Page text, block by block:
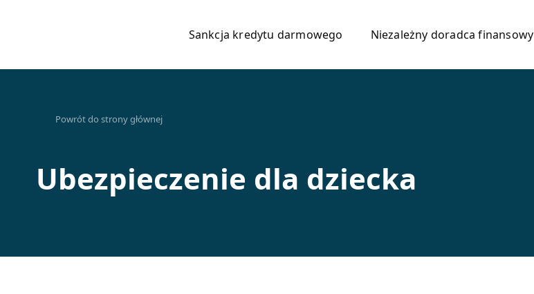
Sankcja kredytu darmowego Niezależny doradca finansowy
Powrót do strony głównej
Ubezpieczenie dla dziecka